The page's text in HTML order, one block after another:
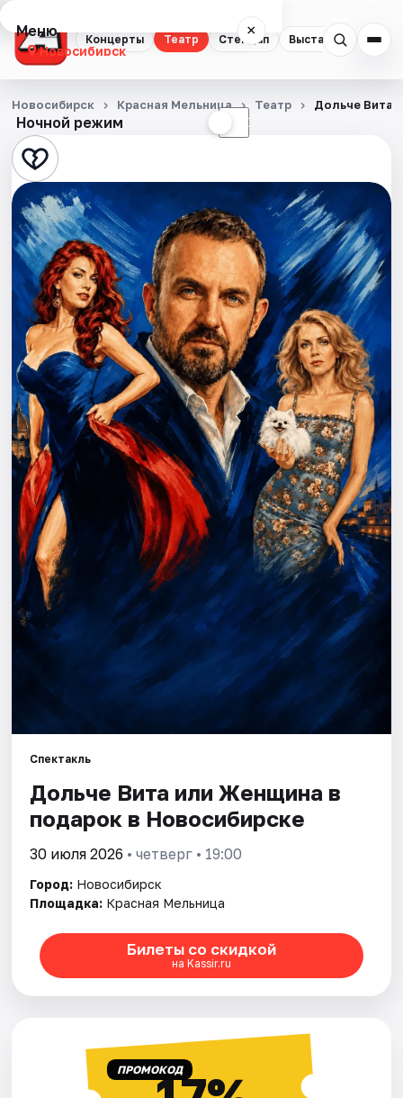
Концерты Театр Стендап Выставки
Меню ×
Новосибирск
Концерты
Театр
Стендап
Выставки
Квесты
Экскурсии
Спорт
События
Города
Площадки
Артисты
Рейтинги
Ночной режим ☾
Новосибирск Красная Мельница Театр Дольче Вита
Спектакль
Дольче Вита или Женщина в
подарок в Новосибирске
30 июля 2026 • четверг • 19:00
Город: Новосибирск
Площадка: Красная Мельница
Билеты со скидкой
на Kassir.ru
ПРОМОКОД